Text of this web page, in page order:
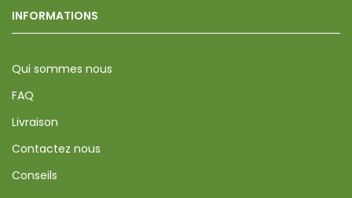
INFORMATIONS
Qui sommes nous
FAQ
Livraison
Contactez nous
Conseils